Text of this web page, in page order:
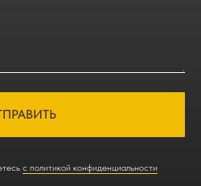
с политикой конфиденциальности